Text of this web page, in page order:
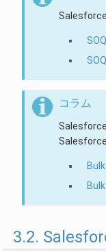
コラム
3.2.